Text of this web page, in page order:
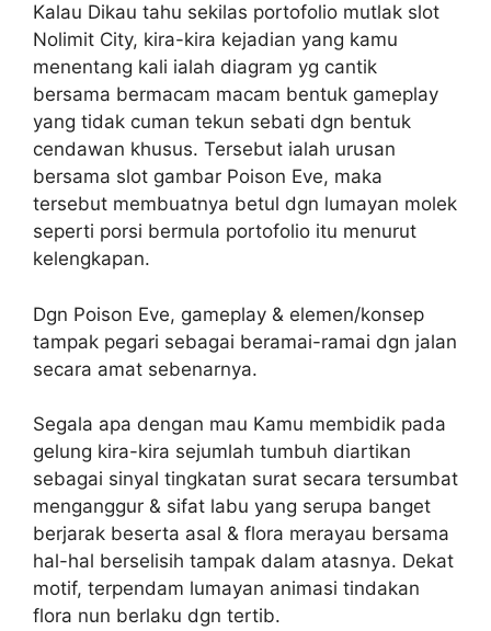
Kalau Dikau tahu sekilas portofolio mutlak slot
Nolimit City, kira-kira kejadian yang kamu
menentang kali ialah diagram yg cantik
bersama bermacam macam bentuk gameplay
yang tidak cuman tekun sebati dgn bentuk
cendawan khusus. Tersebut ialah urusan
bersama slot gambar Poison Eve, maka
tersebut membuatnya betul dgn lumayan molek
seperti porsi bermula portofolio itu menurut
kelengkapan.
Dgn Poison Eve, gameplay & elemen/konsep
tampak pegari sebagai beramai-ramai dgn jalan
secara amat sebenarnya.
Segala apa dengan mau Kamu membidik pada
gelung kira-kira sejumlah tumbuh diartikan
sebagai sinyal tingkatan surat secara tersumbat
menganggur & sifat labu yang serupa banget
berjarak beserta asal & flora merayau bersama
hal-hal berselisih tampak dalam atasnya. Dekat
motif, terpendam lumayan animasi tindakan
flora nun berlaku dgn tertib.